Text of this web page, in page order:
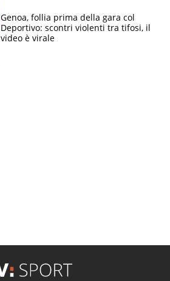
Genoa, follia prima della gara col
Deportivo: scontri violenti tra tifosi, il
video è virale